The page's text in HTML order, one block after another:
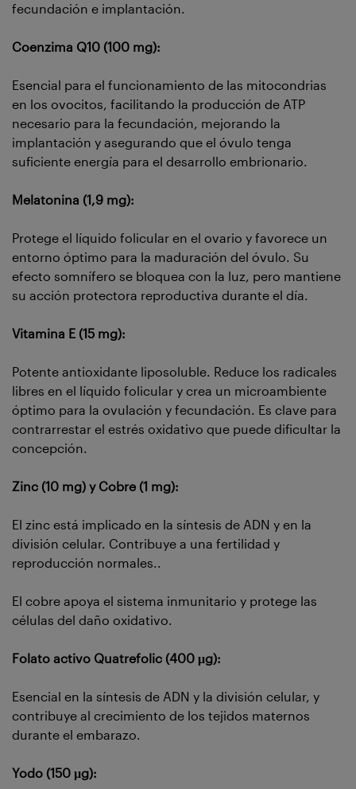
fecundación e implantación.
Coenzima Q10 (100 mg):
Esencial para el funcionamiento de las mitocondrias
en los ovocitos, facilitando la producción de ATP
necesario para la fecundación, mejorando la
implantación y asegurando que el óvulo tenga
suficiente energía para el desarrollo embrionario.
Melatonina (1,9 mg):
Protege el líquido folicular en el ovario y favorece un
entorno óptimo para la maduración del óvulo. Su
efecto somnífero se bloquea con la luz, pero mantiene
su acción protectora reproductiva durante el día.
Vitamina E (15 mg):
Potente antioxidante liposoluble. Reduce los radicales
libres en el líquido folicular y crea un microambiente
óptimo para la ovulación y fecundación. Es clave para
contrarrestar el estrés oxidativo que puede dificultar la
concepción.
Zinc (10 mg) y Cobre (1 mg):
El zinc está implicado en la síntesis de ADN y en la
división celular. Contribuye a una fertilidad y
reproducción normales..
El cobre apoya el sistema inmunitario y protege las
células del daño oxidativo.
Folato activo Quatrefolic (400 μg):
Esencial en la síntesis de ADN y la división celular, y
contribuye al crecimiento de los tejidos maternos
durante el embarazo.
Yodo (150 µg):